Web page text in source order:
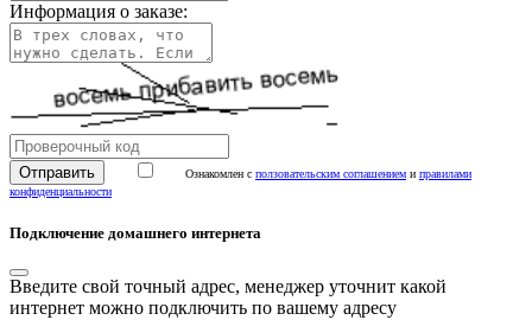
Информация о заказе:
Ознакомлен с ползовательским соглашением и правилами
конфиденциальности
Подключение домашнего интернета
Введите свой точный адрес, менеджер уточнит какой
интернет можно подключить по вашему адресу